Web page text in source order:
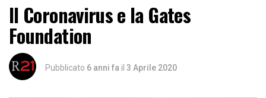
Il Coronavirus e la Gates
Foundation
Pubblicato 6 anni fa il 3 Aprile 2020